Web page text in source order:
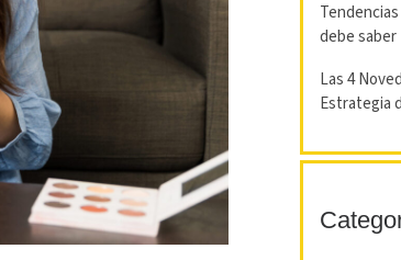
debe saber
Las 4
Estrategia